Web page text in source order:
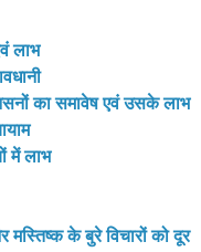
लाभ
का समावेष एवं उसके लाभ
में लाभ
मस्तिष्क के बुरे विचारों को दूर